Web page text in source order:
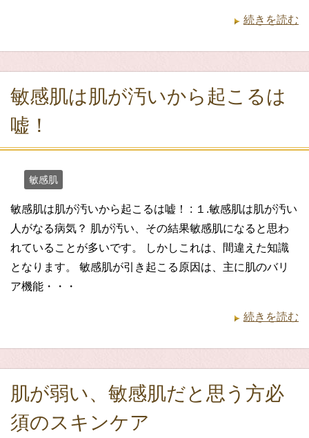
続きを読む
敏感肌は肌が汚いから起こるは
嘘！
敏感肌
敏感肌は肌が汚いから起こるは嘘！ : １.敏感肌は肌が汚い
人がなる病気？ 肌が汚い、その結果敏感肌になると思わ
れていることが多いです。 しかしこれは、間違えた知識
となります。 敏感肌が引き起こる原因は、主に肌のバリ
ア機能・・・
続きを読む
肌が弱い、敏感肌だと思う方必
須のスキンケア